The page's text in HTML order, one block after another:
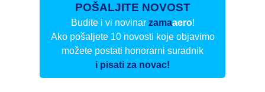
POŠALJITE NOVOST
Budite i vi novinar zamaaero!
Ako pošaljete 10 novosti koje objavimo
možete postati honorarni suradnik
i pisati za novac!